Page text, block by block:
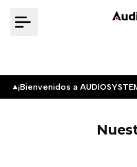
¡Bienvenidos a